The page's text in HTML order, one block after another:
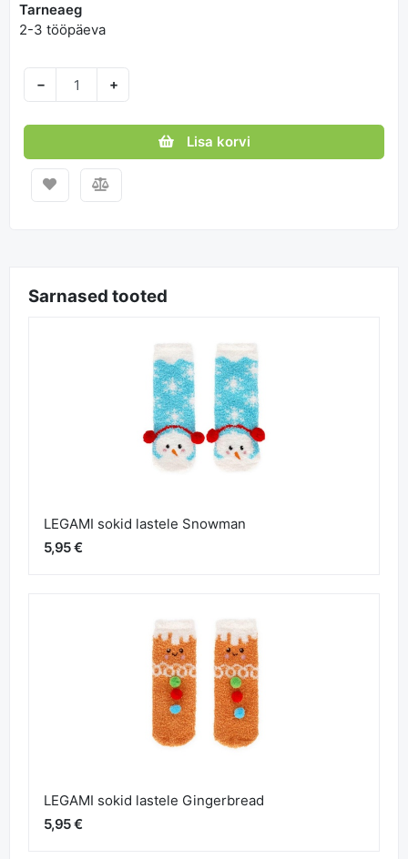
Tarneaeg
2-3 tööpäeva
− +
Lisa korvi
Sarnased tooted
LEGAMI sokid lastele Snowman
5,95 €
LEGAMI sokid lastele Gingerbread
5,95 €